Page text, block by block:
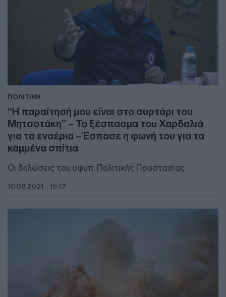
ΠΟΛΙΤΙΚΗ
“Η παραίτησή μου είναι στο συρτάρι του
Μητσοτάκη” – Το ξέσπασμα του Χαρδαλιά
για τα εναέρια – Έσπασε η φωνή του για τα
καμμένα σπίτια
Οι δηλώσεις του υφυπ. Πολιτικής Προστασίας
10.08.2021 - 15:17